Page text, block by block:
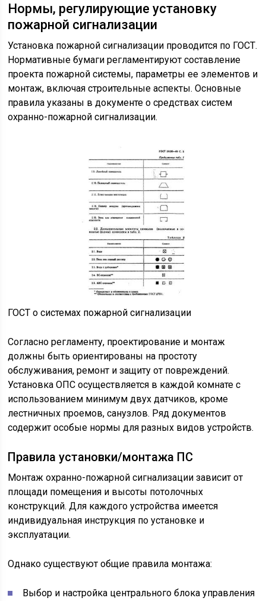
Нормы, регулирующие установку
пожарной сигнализации
Установка пожарной сигнализации проводится по ГОСТ.
Нормативные бумаги регламентируют составление
проекта пожарной системы, параметры ее элементов и
монтаж, включая строительные аспекты. Основные
правила указаны в документе о средствах систем
охранно-пожарной сигнализации.
ГОСТ о системах пожарной сигнализации
Согласно регламенту, проектирование и монтаж
должны быть ориентированы на простоту
обслуживания, ремонт и защиту от повреждений.
Установка ОПС осуществляется в каждой комнате с
использованием минимум двух датчиков, кроме
лестничных проемов, санузлов. Ряд документов
содержит особые нормы для разных видов устройств.
Правила установки/монтажа ПС
Монтаж охранно-пожарной сигнализации зависит от
площади помещения и высоты потолочных
конструкций. Для каждого устройства имеется
индивидуальная инструкция по установке и
эксплуатации.
Однако существуют общие правила монтажа:
Выбор и настройка центрального блока управления